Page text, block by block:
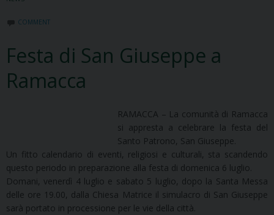
COMMENT
Festa di San Giuseppe a
Ramacca
RAMACCA – La comunità di Ramacca
si appresta a celebrare la festa del
Santo Patrono, San Giuseppe.
Un fitto calendario di eventi, religiosi e culturali, sta scandendo
questo periodo in preparazione alla festa di domenica 6 luglio.
Domani, venerdì 4 luglio e sabato 5 luglio, dopo la Santa Messa
delle ore 19.00, dalla Chiesa Matrice il simulacro di San Giuseppe
sarà portato in processione per le vie della città.